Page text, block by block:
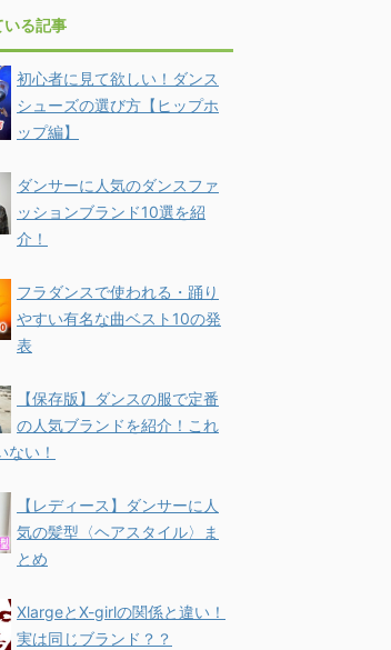
いる記事
初心者に見て欲しい！ダンス
シューズの選び方【ヒップホ
ップ編】
ダンサーに人気のダンスファ
ッションブランド10選を紹
介！
フラダンスで使われる・踊り
やすい有名な曲ベスト10の発
表
【保存版】ダンスの服で定番
の人気ブランドを紹介！これ
ない！
【レディース】ダンサーに人
気の髪型〈ヘアスタイル〉ま
とめ
XlargeとX-girlの関係と違い！
実は同じブランド？？